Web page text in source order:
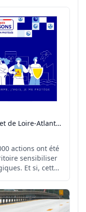
Préfet des Pays de la Loire et de Loire-Atlantique
actions ont été
sensibiliser
si, cette
a-projets-pour-